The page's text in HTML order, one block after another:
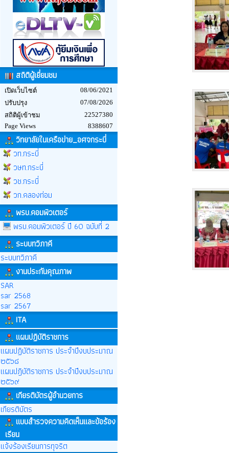
สถิติผู้เยี่ยมชม
เปิดเว็บไซต์
08/06/2021
ปรับปรุง
07/08/2026
สถิติผู้เข้าชม
22527380
Page Views
8388607
วิทยาลัยในเครือข่าย_อศจกระบี่
วท.กระบี่
วษท.กระบี่
วช.กระบี่
วก.คลองท่อม
พรบ.คอมพิวเตอร์
พรบ.คอมพิวเตอร์ ปี 60 ฉบับที่ 2
ระบบทวิภาคี
ระบบทวิภาคี
งานประกันคุณภาพ
SAR
sar 2568
sar 2567
ITA
แผนปฏิบัติราชการ
แผนปฏิบัติราชการ ประจำปีงบประมาณ
๒๕๖๘
แผนปฎิบัติราชการ ประจำปีงบประมาณ
๒๕๖๙
เกียรติบัตรผู้อำนวยการ
เกียรติบัตร
แบบสำรวจความคิดเห็นและข้อร้อง
เรียน
แจ้งร้องเรียนการทุจริต